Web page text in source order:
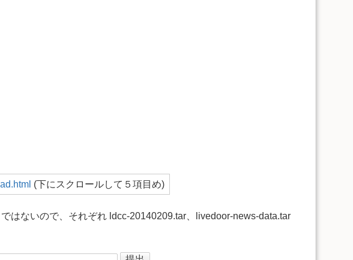
(下にスクロールして５項目め)
はないので、それぞれ ldcc-20140209.tar、livedoor-news-data.tar